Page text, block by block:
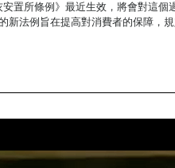
新法例旨在提高對消費者的保障，